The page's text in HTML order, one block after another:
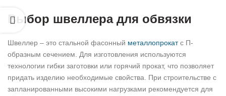
Выбор швеллера для обвязки
Швеллер – это стальной фасонный металлопрокатс П-
образным сечением. Для изготовления используются
технологии гибки заготовки или горячий прокат, что позволяет
придать изделию необходимые свойства. При строительстве с
запланированными высокими нагрузками рекомендуется для